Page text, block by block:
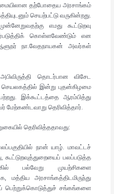
தற்போதைய அரசாங்கம்
செயற்பட்டு வருகின்றது.
எமது கூட்டுறவு
கொள்ளவேண்டும் என
நா.வேதநாயகன் அவர்கள்
தொடர்பான விசேட
இன்று புதன்கிழமை
இக்கூட்டத்தை ஆரம்பித்து
மேற்கண்டவாறு தெரிவித்தார்.
தெரிவித்ததாவது:
நான் யாழ். மாவட்டச்
பலப்படுத்த
பல்வேறு முயற்சிகளை
மத்திய அரசாங்கத்திடமிருந்து
பெற்றுக்கொடுத்துச் சங்கங்களை